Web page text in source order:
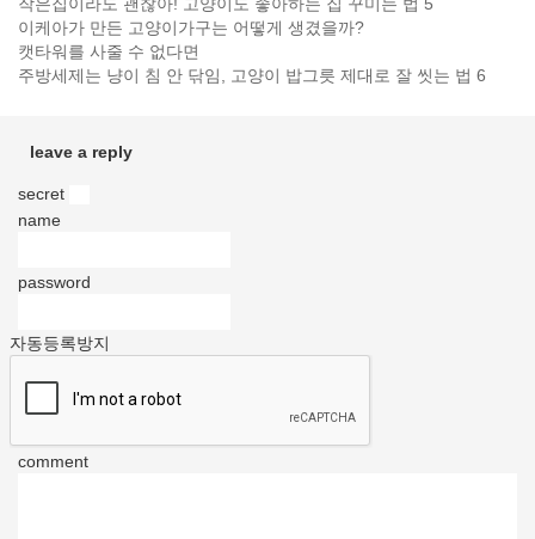
이케아가 만든 고양이가구는 어떻게 생겼을까?
캣타워를 사줄 수 없다면
주방세제는 냥이 침 안 닦임, 고양이 밥그릇 제대로 잘 씻는 법 6
leave a reply
secret
name
password
자동등록방지
comment